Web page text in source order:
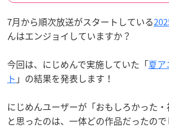
7月から順次放送がスタートしている
んはエンジョイしていますか？
今回は、にじめんで実施していた「夏ア
ト 」の結果を発表します！
にじめんユーザーが「おもしろかった・
と思ったのは、一体どの作品だったので